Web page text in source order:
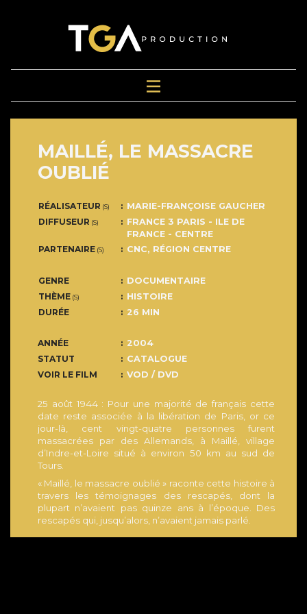
MAILLÉ, LE MASSACRE
OUBLIÉ
RÉALISATEUR (S)
MARIE-FRANÇOISE GAUCHER
DIFFUSEUR (S)
FRANCE 3 PARIS - ILE DE
FRANCE - CENTRE
PARTENAIRE (S) CNC, RÉGION CENTRE
GENRE
DOCUMENTAIRE
THÈME (S)
HISTOIRE
DURÉE
26 MIN
ANNÉE
2004
STATUT
CATALOGUE
VOIR LE FILM
VOD / DVD
25 août 1944 : Pour une majorité de français cette
date reste associée à la libération de Paris, or ce
jour-là, cent vingt-quatre personnes furent
massacrées par des Allemands, à Maillé, village
d’Indre-et-Loire situé à environ 50 km au sud de
Tours.
« Maillé, le massacre oublié » raconte cette histoire à
travers les témoignages des rescapés, dont la
plupart n’avaient pas quinze ans à l’époque. Des
rescapés qui, jusqu’alors, n’avaient jamais parlé.